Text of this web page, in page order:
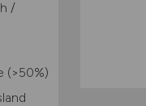
/
(>50%)